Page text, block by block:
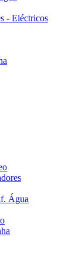
- Eléctricos
Água